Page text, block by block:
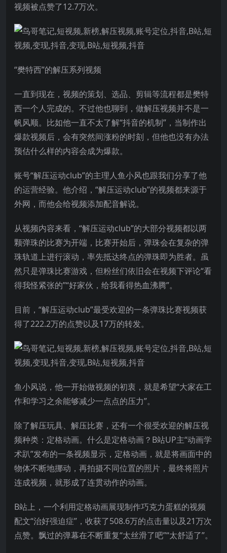
视频被点赞了12.7万次。
“樊特西”的解压系列视频
一直到现在，视频的策划、选品、剪辑等流程都是樊特
西一个人完成的。不过他也聊到，做解压视频并不是一
帆风顺。比如他一直不太了解“抖音的机制”，当制作出
爆款视频后，会有突然间涨粉的时刻，但他也没有办法
预估什么样的内容会成为爆款。
账号“解压运动club”的主理人鱼小风也跟我们分享了他
的运营经验。他介绍，“解压运动club”的视频都来源于
外网，而他会给视频添加配音解说。
从视频内容来看，“解压运动club”的大部分视频都以两
颗弹珠的比赛为开端，比赛开始后，弹珠会在复杂的弹
珠轨道上进行滚动，率先抵达终点的弹珠即为胜者。虽
然只是弹珠比赛游戏，但粉丝们依旧会在视频下评论“看
得我怪紧张的”“好家伙，给我看得热血沸腾”。
目前，“解压运动club”最受欢迎的一条弹珠比赛视频获
得了222.2万的点赞以及17万的转发。
鱼小风说，他一开始做视频的初衷，就是希望“大家在工
作和学习之余能够减少一点点的压力”。
除了解压玩具、解压比赛，还有一个很受欢迎的解压视
频种类：定格动画。什么是定格动画？B站UP主“动画学
术趴”发布的一条视频显示，定格动画，就是将画面中的
物体不断地挪动，再拍摄不同位置的照片，最终将照片
连成视频，就形成了连贯动作的动画。
B站上，一个利用定格动画展现制作巧克力蛋糕的视频
配文“治好强迫症”，收获了508.6万的点击量以及21万次
点赞。飘过的弹幕在不断重复“太丝滑了吧”“太舒适了”。